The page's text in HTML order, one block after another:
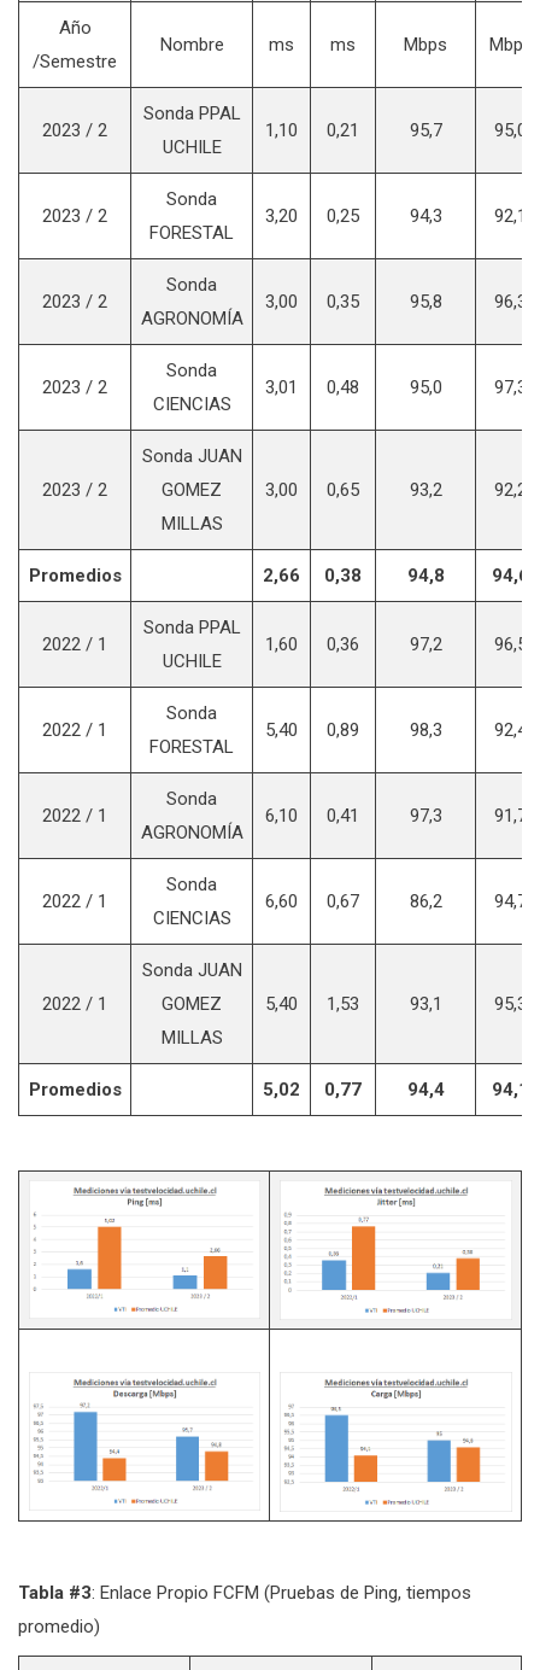
Año
/Semestre
Nombre ms ms Mbps Mbps
2023 / 2
Sonda PPAL
UCHILE
1,10 0,21 95,7 95,0
2023 / 2
Sonda
FORESTAL
3,20 0,25 94,3 92,1
2023 / 2
Sonda
AGRONOMÍA
3,00 0,35 95,8 96,3
2023 / 2
Sonda
CIENCIAS
3,01 0,48 95,0 97,3
2023 / 2
Sonda JUAN
GOMEZ
MILLAS
3,00 0,65 93,2 92,2
Promedios 2,66 0,38 94,8 94,6
2022 / 1
Sonda PPAL
UCHILE
1,60 0,36 97,2 96,5
2022 / 1
Sonda
FORESTAL
5,40 0,89 98,3 92,4
2022 / 1
Sonda
AGRONOMÍA
6,10 0,41 97,3 91,7
2022 / 1
Sonda
CIENCIAS
6,60 0,67 86,2 94,7
2022 / 1
Sonda JUAN
GOMEZ
MILLAS
5,40 1,53 93,1 95,3
Promedios 5,02 0,77 94,4 94,1
Tabla #3: Enlace Propio FCFM (Pruebas de Ping, tiempos
promedio)